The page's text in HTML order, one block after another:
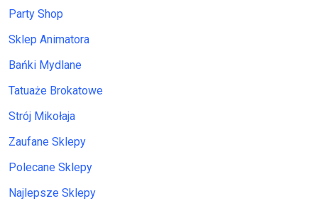
Party Shop
Sklep Animatora
Bańki Mydlane
Tatuaże Brokatowe
Strój Mikołaja
Zaufane Sklepy
Polecane Sklepy
Najlepsze Sklepy